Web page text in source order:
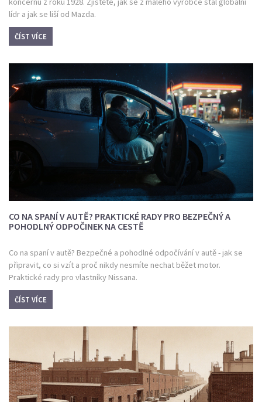
lídr a jak se liší od Mazda.
ČÍST VÍCE
CO NA SPANÍ V AUTĚ? PRAKTICKÉ RADY PRO BEZPEČNÝ A
POHODLNÝ ODPOČINEK NA CESTĚ
Co na spaní v autě? Bezpečné a pohodlné odpočívání v autě - jak se
připravit, co si vzít a proč nikdy nesmíte nechat běžet motor.
Praktické rady pro vlastníky Nissana.
ČÍST VÍCE